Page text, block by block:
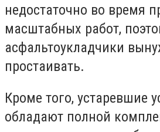
недостаточно во время
масштабных работ,
асфальтоукладчики
простаивать.
Кроме того, устаревшие
обладают полной